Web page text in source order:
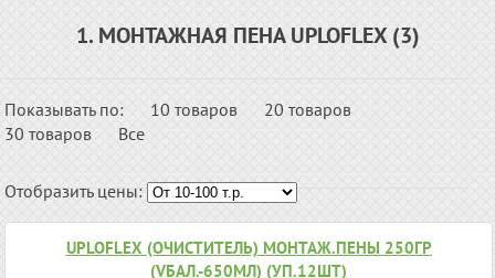
1. МОНТАЖНАЯ ПЕНА UPLOFLEX (3)
Показывать по: 10 товаров
20 товаров
30 товаров
Все
Отобразить цены:
UPLOFLEX (ОЧИСТИТЕЛЬ) МОНТАЖ.ПЕНЫ 250ГР
(VБАЛ.-650МЛ) (УП.12ШТ)